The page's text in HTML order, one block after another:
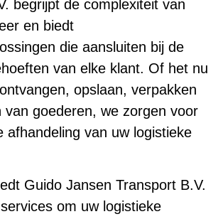
begrijpt de complexiteit van
en biedt
die aansluiten bij de
van elke klant. Of het nu
opslaan, verpakken
van goederen, we zorgen voor
afhandeling van uw logistieke
Guido Jansen Transport B.V.
om uw logistieke